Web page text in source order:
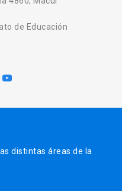
de Educación
distintas áreas de la